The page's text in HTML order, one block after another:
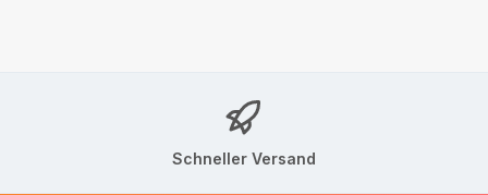
Schneller Versand